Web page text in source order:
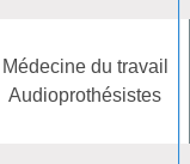
Médecine du travail
Audioprothésistes